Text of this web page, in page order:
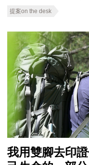
提案on the desk
我用雙腳去印